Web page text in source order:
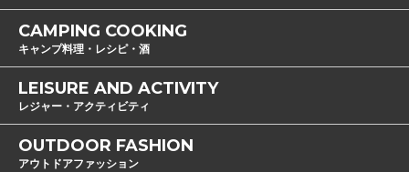
CAMPING COOKING
キャンプ料理・レシピ・酒
LEISURE AND ACTIVITY
レジャー・アクティビティ
OUTDOOR FASHION
アウトドアファッション